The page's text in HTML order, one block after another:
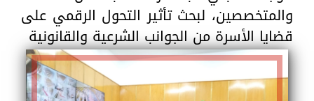
والمتخصصين، لبحث تأثير التحول الرقمي على
قضايا الأسرة من الجوانب الشرعية والقانونية